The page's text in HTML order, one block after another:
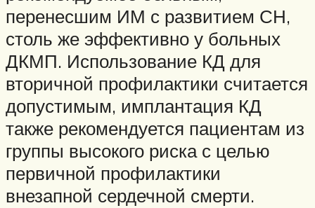
перенесшим ИМ с развитием СН,
столь же эффективно у больных
ДКМП. Использование КД для
вторичной профилактики считается
допустимым, имплантация КД
также рекомендуется пациентам из
группы высокого риска с целью
первичной профилактики
внезапной сердечной смерти.